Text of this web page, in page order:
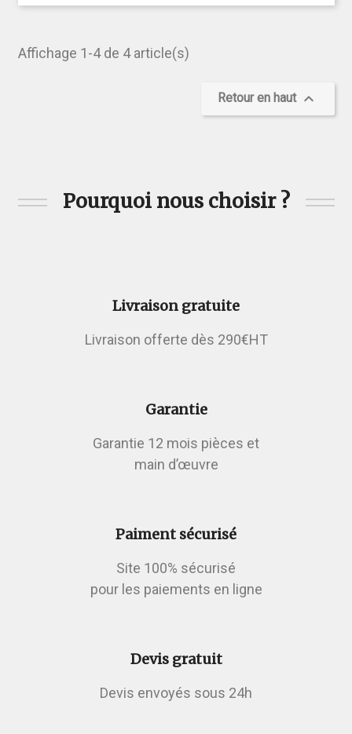
Affichage 1-4 de 4 article(s)
Retour en haut 
Pourquoi nous choisir ?
Livraison gratuite
Livraison offerte dès 290€HT
Garantie
Garantie 12 mois pièces et
main d’œuvre
Paiment sécurisé
Site 100% sécurisé
pour les paiements en ligne
Devis gratuit
Devis envoyés sous 24h